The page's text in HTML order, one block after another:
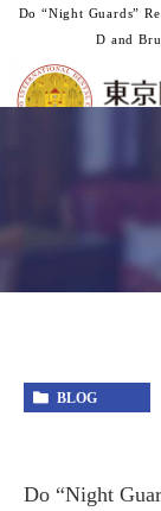
Do “Night Guards”
D and
BLOG
Do “Night